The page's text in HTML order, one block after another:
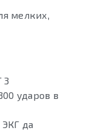
мелких,
3
ударов в
да